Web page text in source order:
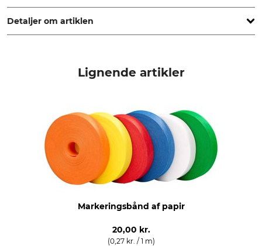
www.grube.de
Detaljer om artiklen
Lignende artikler
Markeringsbånd af papir
20,00 kr.
(0,27 kr. / 1 m)